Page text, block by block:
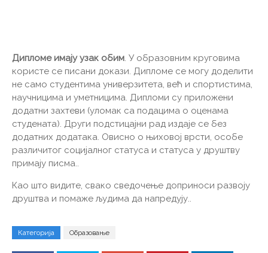
Дипломе имају узак обим. У образовним круговима
користе се писани докази. Дипломе се могу доделити
не само студентима универзитета, већ и спортистима,
научницима и уметницима. Дипломи су приложени
додатни захтеви (уломак са подацима о оценама
студената). Други подстицајни рад издаје се без
додатних додатака. Овисно о њиховој врсти, особе
различитог социјалног статуса и статуса у друштву
примају писма..
Као што видите, свако сведочење доприноси развоју
друштва и помаже људима да напредују..
Категорија Образовање